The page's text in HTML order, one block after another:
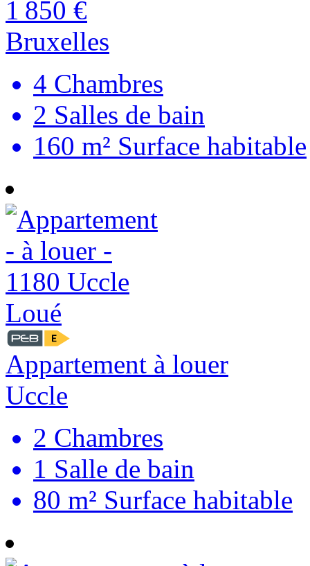
1 850 €
Bruxelles
4 Chambres
2 Salles de bain
160 m² Surface habitable
Loué
Appartement à louer
Uccle
2 Chambres
1 Salle de bain
80 m² Surface habitable